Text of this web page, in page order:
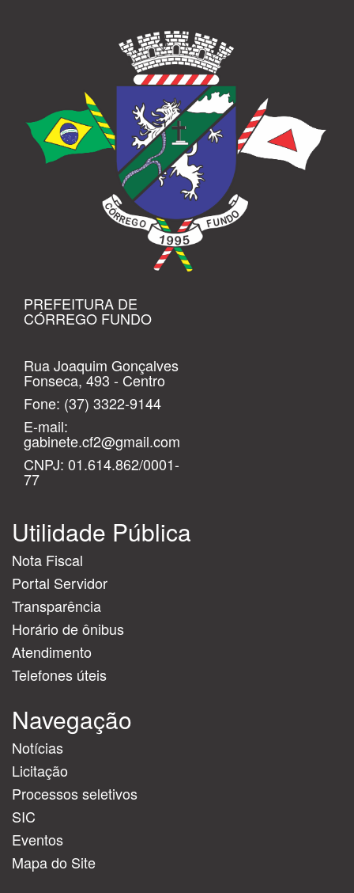
PREFEITURA DE
CÓRREGO FUNDO
Rua Joaquim Gonçalves
Fonseca, 493 - Centro
Fone: (37) 3322-9144
E-mail:
gabinete.cf2@gmail.com
CNPJ: 01.614.862/0001-
77
Utilidade Pública
Nota Fiscal
Portal Servidor
Transparência
Horário de ônibus
Atendimento
Telefones úteis
Navegação
Notícias
Licitação
Processos seletivos
SIC
Eventos
Mapa do Site